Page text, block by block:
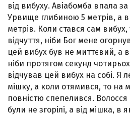
від вибуху. Авіабомба впала
Урвище глибиною 5 метрів, а в
метрів. Коли стався сам вибух,
відчуття, ніби Бог мене
цей вибух був не миттєвий, а
ніби протягом секунд
відчував цей вибух на собі. Я
мішку, а коли отямився, то на
повністю спепелився. Волосся
були не згорілі, а від мішка, в